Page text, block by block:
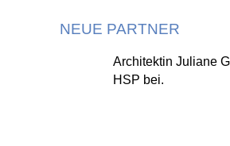
NEUE PARTNER
Architektin Juliane
HSP bei.